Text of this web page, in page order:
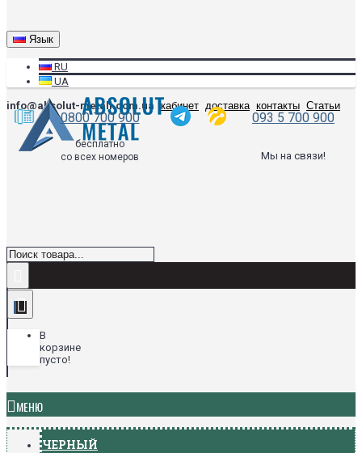
Язык
RU
UA
info@absolut-metall.com.ua
кабинет доставка контакты Статьи
0800 700 900 093 5 700 900
бесплатно
со всех номеров
Мы на связи!
В
корзине
пусто!
МЕНЮ
ЧЕРНЫЙ